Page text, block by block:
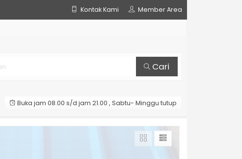
Kontak Kami Member Area
Cari
Buka jam 08.00 s/d jam 21.00 , Sabtu- Minggu tutup